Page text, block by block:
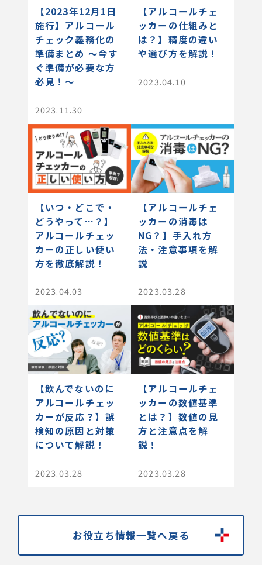
【2023年12月1日
施行】アルコール
チェック義務化の
準備まとめ 〜今す
ぐ準備が必要な方
必見！〜
2023.11.30
【アルコールチェ
ッカーの仕組みと
は？】精度の違い
や選び方を解説！
2023.04.10
【いつ・どこで・
どうやって…？】
アルコールチェッ
カーの正しい使い
方を徹底解説！
2023.04.03
【アルコールチェ
ッカーの消毒は
NG？】手入れ方
法・注意事項を解
説
2023.03.28
【飲んでないのに
アルコールチェッ
カーが反応？】誤
検知の原因と対策
について解説！
2023.03.28
【アルコールチェ
ッカーの数値基準
とは？】数値の見
方と注意点を解
説！
2023.03.28
お役立ち情報一覧へ戻る